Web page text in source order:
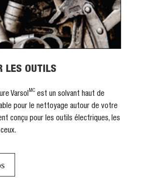
LES OUTILS
Varsol MCest un solvant haut de
pour le nettoyage autour de votre
conçu pour les outils électriques, les